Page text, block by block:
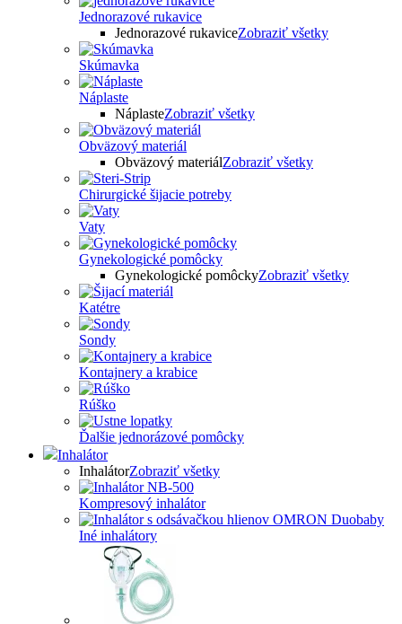
Jednorazové rukavice
Jednorazové rukaviceZobraziť všetky
Skúmavka
Náplaste
NáplasteZobraziť všetky
Obväzový materiál
Obväzový materiálZobraziť všetky
Chirurgické šijacie potreby
Vaty
Gynekologické pomôcky
Gynekologické pomôckyZobraziť všetky
Katétre
Sondy
Kontajnery a krabice
Rúško
Ďalšie jednorázové pomôcky
Inhalátor
InhalátorZobraziť všetky
Kompresový inhalátor
Iné inhalátory